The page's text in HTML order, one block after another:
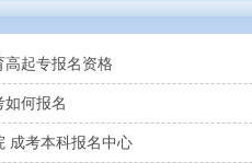
高起专报名资格
如何报名
成考本科报名中心